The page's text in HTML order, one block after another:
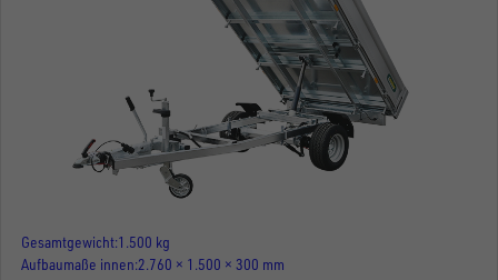
Gesamtgewicht 1.500 kg
Aufbaumaße innen 2.760 × 1.500 × 300 mm